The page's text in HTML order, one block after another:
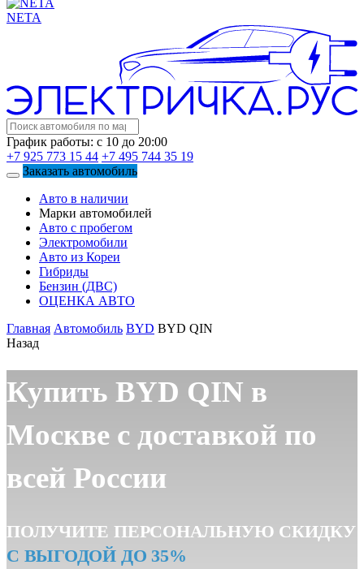
NETA
График работы: с 10 до 20:00
+7 925 773 15 44 +7 495 744 35 19
Заказать автомобиль
Авто в наличии
Марки автомобилей
Авто с пробегом
Электромобили
Авто из Кореи
Гибриды
Бензин (ДВС)
ОЦЕНКА АВТО
Главная Автомобиль BYD BYD QIN
Назад
Купить BYD QIN в
Москве с доставкой по
всей России
ПОЛУЧИТЕ ПЕРСОНАЛЬНУЮ СКИДКУ
С ВЫГОДОЙ ДО 35%